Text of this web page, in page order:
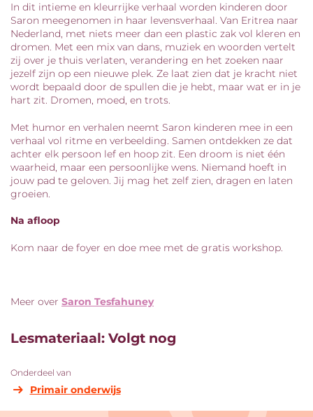
In dit intieme en kleurrijke verhaal worden kinderen door
Saron meegenomen in haar levensverhaal. Van Eritrea naar
Nederland, met niets meer dan een plastic zak vol kleren en
dromen. Met een mix van dans, muziek en woorden vertelt
zij over je thuis verlaten, verandering en het zoeken naar
jezelf zijn op een nieuwe plek. Ze laat zien dat je kracht niet
wordt bepaald door de spullen die je hebt, maar wat er in je
hart zit. Dromen, moed, en trots.
Met humor en verhalen neemt Saron kinderen mee in een
verhaal vol ritme en verbeelding. Samen ontdekken ze dat
achter elk persoon lef en hoop zit. Een droom is niet één
waarheid, maar een persoonlijke wens. Niemand hoeft in
jouw pad te geloven. Jij mag het zelf zien, dragen en laten
groeien.
Na afloop
Kom naar de foyer en doe mee met de gratis workshop.
Meer over Saron Tesfahuney
Lesmateriaal: Volgt nog
Onderdeel van
Primair onderwijs